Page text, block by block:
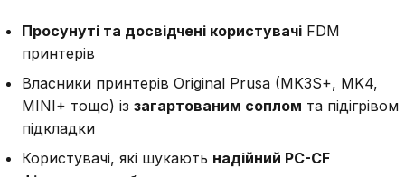
Просунуті та досвідчені користувачі FDM
принтерів
Власники принтерів Original Prusa (MK3S+, MK4,
MINI+ тощо) із загартованим соплом та підігрівом
підкладки
Користувачі, які шукають надійний PC-CF